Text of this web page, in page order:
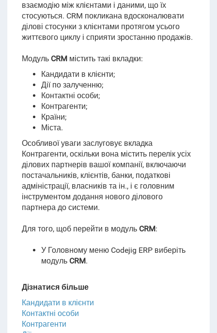
взаємодію між клієнтами і даними, що їх
стосуються. CRM покликана вдосконалювати
ділові стосунки з клієнтами протягом усього
життєвого циклу і сприяти зростанню продажів.
Модуль CRMмістить такі вкладки:
Кандидати в клієнти;
Дії по залученню;
Контактні особи;
Контрагенти;
Країни;
Міста.
Особливої уваги заслуговує вкладка
Контрагенти, оскільки вона містить перелік усіх
ділових партнерів вашої компанії, включаючи
постачальників, клієнтів, банки, податкові
адміністрації, власників та ін., і є головним
інструментом додання нового ділового
партнера до системи.
Для того, щоб перейти в модуль CRM:
У Головному меню Codejig ERP виберіть
модуль CRM.
Дізнатися більше
Кандидати в клієнти
Контактні особи
Контрагенти